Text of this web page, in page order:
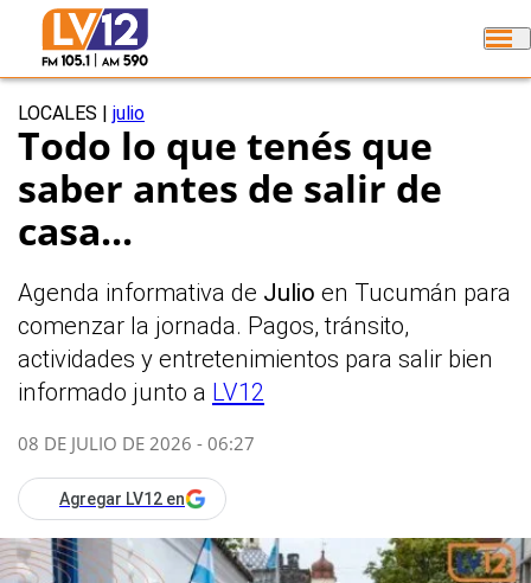
LOCALES julio
Todo lo que tenés que
saber antes de salir de
casa...
Agenda informativa de Julio en Tucumán para
comenzar la jornada. Pagos, tránsito,
actividades y entretenimientos para salir bien
informado junto a LV12
08 DE JULIO DE 2026 - 06:27
Agregar LV12 en